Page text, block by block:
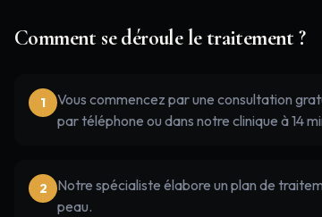
Comment se déroule le traitement ?
1
Vous commencez par une consultation
par téléphone ou dans notre clinique à 14
2
Notre spécialiste élabore un plan de
peau.